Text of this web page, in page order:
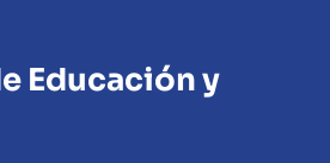
Educación y